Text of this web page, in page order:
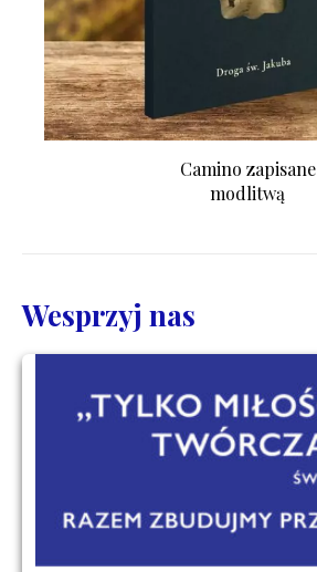
Camino zapisane
modlitwą
Wesprzyj nas